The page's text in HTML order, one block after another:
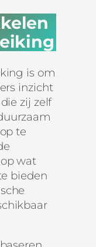
is om
inzicht
zij zelf
te
wat
bieden